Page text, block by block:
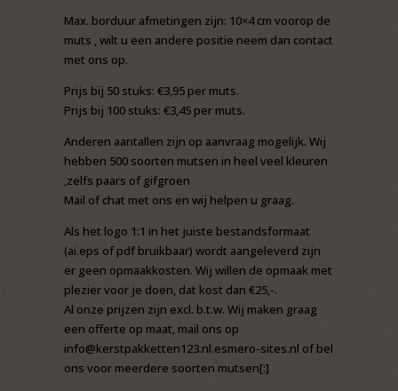
Max. borduur afmetingen zijn: 10×4 cm voorop de
muts , wilt u een andere positie neem dan contact
met ons op.
Prijs bij 50 stuks: €3,95 per muts.
Prijs bij 100 stuks: €3,45 per muts.
Anderen aantallen zijn op aanvraag mogelijk. Wij
hebben 500 soorten mutsen in heel veel kleuren
,zelfs paars of gifgroen
Mail of chat met ons en wij helpen u graag.
Als het logo 1:1 in het juiste bestandsformaat
(ai.eps of pdf bruikbaar) wordt aangeleverd zijn
er geen opmaakkosten. Wij willen de opmaak met
plezier voor je doen, dat kost dan €25,-.
Al onze prijzen zijn excl. b.t.w. Wij maken graag
een offerte op maat, mail ons op
info@kerstpakketten123.nl.esmero-sites.nl of bel
ons voor meerdere soorten mutsen[:]